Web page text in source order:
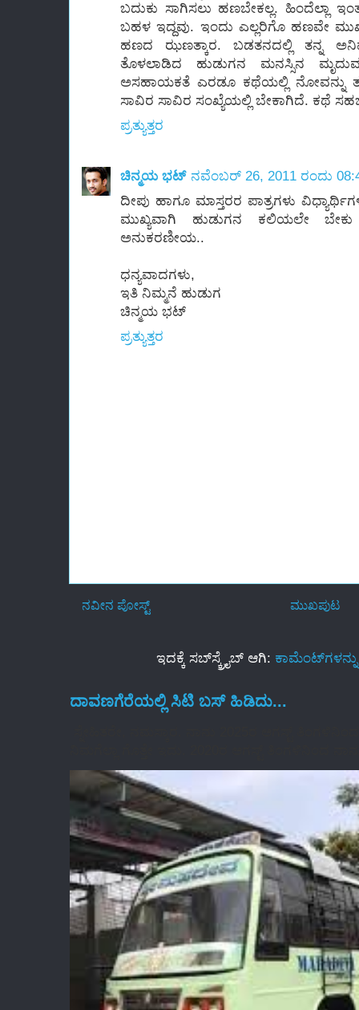
ಬದುಕು ಸಾಗಿಸಲು ಹಣಬೇಕಲ್ಲ. ಹಿಂದೆಲ್ಲಾ
ಬಹಳ ಇದ್ದವು. ಇಂದು ಎಲ್ಲರಿಗೊ ಹಣವೇ
ಹಣದ ಝಣತ್ಕಾರ. ಬಡತನದಲ್ಲಿ ತನ್ನ
ತೊಳಲಾಡಿದ ಹುಡುಗನ ಮನಸ್ಸಿನ
ಅಸಹಾಯಕತೆ ಎರಡೂ ಕಥೆಯಲ್ಲಿ ನೋವನ್ನು
ಸಾವಿರ ಸಾವಿರ ಸಂಖ್ಯೆಯಲ್ಲಿ ಬೇಕಾಗಿದೆ. ಕಥೆ
ಪ್ರತ್ಯುತ್ತರ
ಚಿನ್ಮಯ ಭಟ್ ನವೆಂಬರ್ 26, 2011 ರಂದು
ದೀಪು ಹಾಗೂ ಮಾಸ್ತರರ ಪಾತ್ರಗಳು
ಮುಖ್ಯವಾಗಿ ಹುಡುಗನ ಕಲಿಯಲೇ
ಅನುಕರಣೀಯ..
ಧನ್ಯವಾದಗಳು,
ಇತಿ ನಿಮ್ಮನೆ ಹುಡುಗ
ಚಿನ್ಮಯ ಭಟ್
ಪ್ರತ್ಯುತ್ತರ
ನವೀನ ಪೋಸ್ಟ್ ಮುಖಪುಟ
ಇದಕ್ಕೆ ಸಬ್‌ಸ್ಕ್ರೈಬ್‌ ಆಗಿ:
ದಾವಣಗೆರೆಯಲ್ಲಿ ಸಿಟಿ ಬಸ್‌ ಹಿಡಿದು...